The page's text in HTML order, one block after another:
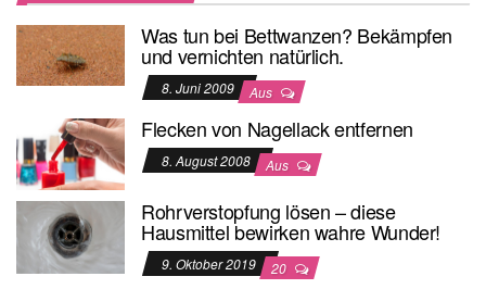
Was tun bei Bettwanzen? Bekämpfen
und vernichten natürlich.
8. Juni 2009 Aus
Flecken von Nagellack entfernen
8. August 2008 Aus
Rohrverstopfung lösen – diese
Hausmittel bewirken wahre Wunder!
9. Oktober 2019 20